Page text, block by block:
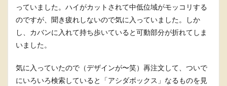
っていました。ハイがカットされて中低位域がモッコリする
のですが、聞き疲れしないので気に入っていました。しか
し、カバンに入れて持ち歩いていると可動部分が折れてしま
いました。
気に入っていたので（デザインが〜笑）再注文して、ついで
にいろいろ検索していると「アシダボックス」なるものを見